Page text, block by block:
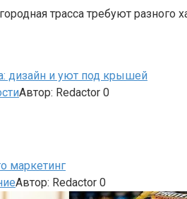
трасса требуют
дизайн и уют под крышей
Автор: Redactor 0
маркетинг
Автор: Redactor 0